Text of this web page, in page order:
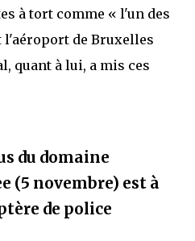
à tort comme « l'un des
de Bruxelles
quant à lui, a mis ces
du domaine
(5 novembre) est à
de police